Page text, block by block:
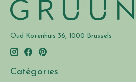
Oud Korenhuis 36, 1000 Brussels
Catégories